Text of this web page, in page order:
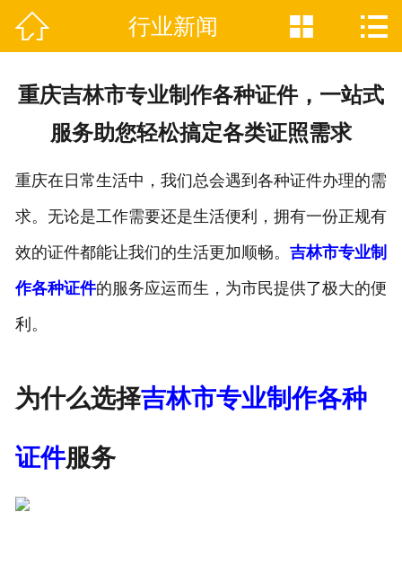
网站首页
联系我们
 行业新闻  
重庆吉林市专业制作各种证件，一站式
服务助您轻松搞定各类证照需求
重庆在日常生活中，我们总会遇到各种证件办理的需
求。无论是工作需要还是生活便利，拥有一份正规有
效的证件都能让我们的生活更加顺畅。 吉林市专业制
作各种证件的服务应运而生，为市民提供了极大的便
利。
为什么选择吉林市专业制作各种
证件服务